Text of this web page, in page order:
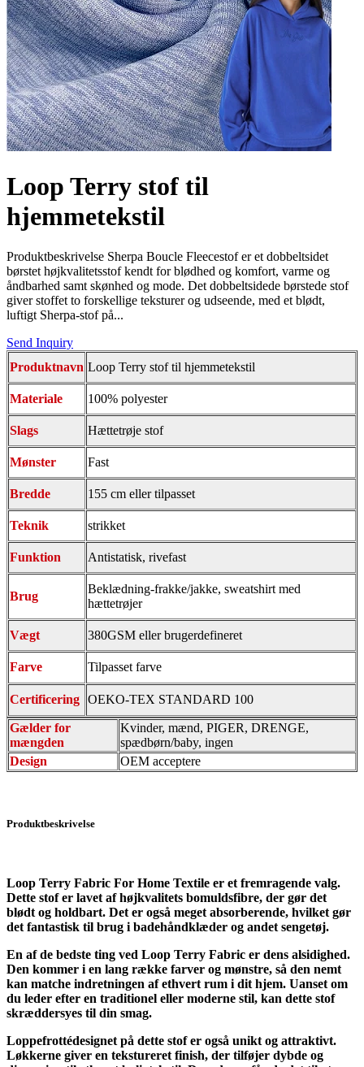
Loop Terry stof til
hjemmetekstil
Produktbeskrivelse Sherpa Boucle Fleecestof er et dobbeltsidet
børstet højkvalitetsstof kendt for blødhed og komfort, varme og
åndbarhed samt skønhed og mode. Det dobbeltsidede børstede stof
giver stoffet to forskellige teksturer og udseende, med et blødt,
luftigt Sherpa-stof på...
Send Inquiry
Produktnavn Loop Terry stof til hjemmetekstil
Materiale 100% polyester
Slags Hættetrøje stof
Mønster Fast
Bredde 155 cm eller tilpasset
Teknik strikket
Funktion Antistatisk, rivefast
Brug
Beklædning-frakke/jakke, sweatshirt med
hættetrøjer
Vægt 380GSM eller brugerdefineret
Farve Tilpasset farve
Certificering OEKO-TEX STANDARD 100
Gælder for
mængden
Kvinder, mænd, PIGER, DRENGE,
spædbørn/baby, ingen
Design
OEM acceptere
Produktbeskrivelse
Loop Terry Fabric For Home Textile er et fremragende valg.
Dette stof er lavet af højkvalitets bomuldsfibre, der gør det
blødt og holdbart. Det er også meget absorberende, hvilket gør
det fantastisk til brug i badehåndklæder og andet sengetøj.
En af de bedste ting ved Loop Terry Fabric er dens alsidighed.
Den kommer i en lang række farver og mønstre, så den nemt
kan matche indretningen af ​​ethvert rum i dit hjem. Uanset om
du leder efter en traditionel eller moderne stil, kan dette stof
skræddersyes til din smag.
Loppefrottédesignet på dette stof er også unikt og attraktivt.
Løkkerne giver en tekstureret finish, der tilføjer dybde og